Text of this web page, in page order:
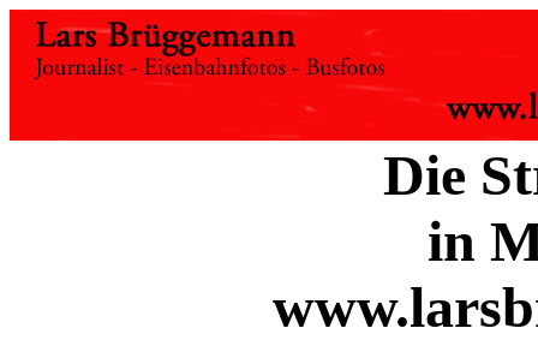
Die
in